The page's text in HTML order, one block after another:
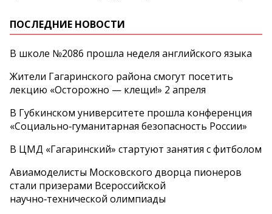
ПОСЛЕДНИЕ НОВОСТИ
В школе №2086 прошла неделя английского языка
Жители Гагаринского района смогут посетить
лекцию «Осторожно — клещи!» 2 апреля
В Губкинском университете прошла конференция
«Социально‑гуманитарная безопасность России»
В ЦМД «Гагаринский» стартуют занятия с фитболом
Авиамоделисты Московского дворца пионеров
стали призерами Всероссийской
научно‑технической олимпиады